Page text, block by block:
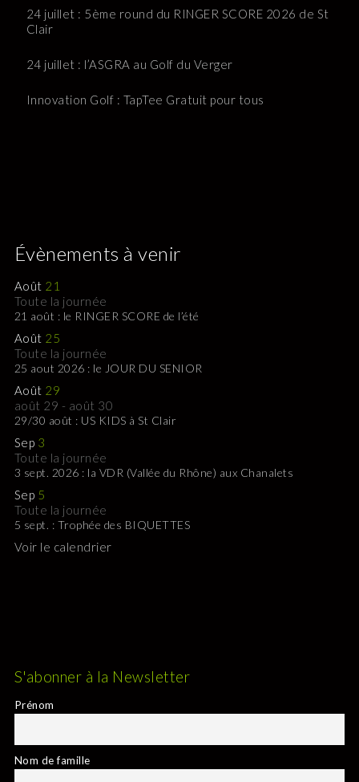
24 juillet : 5ème round du RINGER SCORE 2026 de St
Clair
24 juillet : l’ASGRA au Golf du Verger
Innovation Golf : TapTee Gratuit pour tous
Évènements à venir
Août 21
Toute la journée
21 août : le RINGER SCORE de l’été
Août 25
Toute la journée
25 aout 2026 : le JOUR DU SENIOR
Août 29
août 29 - août 30
29/30 août : US KIDS à St Clair
Sep 3
Toute la journée
3 sept. 2026 : la VDR (Vallée du Rhône) aux Chanalets
Sep 5
Toute la journée
5 sept. : Trophée des BIQUETTES
Voir le calendrier
S'abonner à la Newsletter
Prénom
Nom de famille